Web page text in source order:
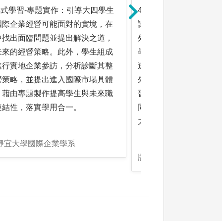
學習-專題實作：引導大四學生
際企業經營可能面對的實境，在
出面臨問題並提出解決之道，
來的經營策略。此外，學生組成
行實地企業參訪，分析診斷其整
策略，並提出進入國際市場具體
藉由專題製作提高學生與未來職
性，落實學用合一。
宜大學國際企業學系
4.參與式學習-實習課程
讓學生畢業後順利與職
外實習課程與國內外各
學生在實習過程中了解
達「精準就業，就好業
外，本系也積極推動跨
習及企業參訪，如與國
同完成主題報告，增強
力並提升國際觀思維。
版權:靜宜大學國際企業